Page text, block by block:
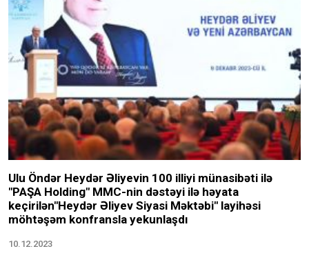
Ulu Öndər Heydər Əliyevin 100 illiyi münasibəti ilə
"PAŞA Holding" MMC-nin dəstəyi ilə həyata
keçirilən"Heydər Əliyev Siyasi Məktəbi" layihəsi
möhtəşəm konfransla yekunlaşdı
10.12.2023